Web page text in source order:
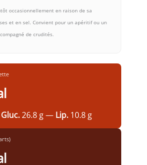
occasionnellement en raison de sa
et en sel. Convient pour un apéritif ou un
de crudités.
Gluc.26.8 g — Lip. 10.8 g